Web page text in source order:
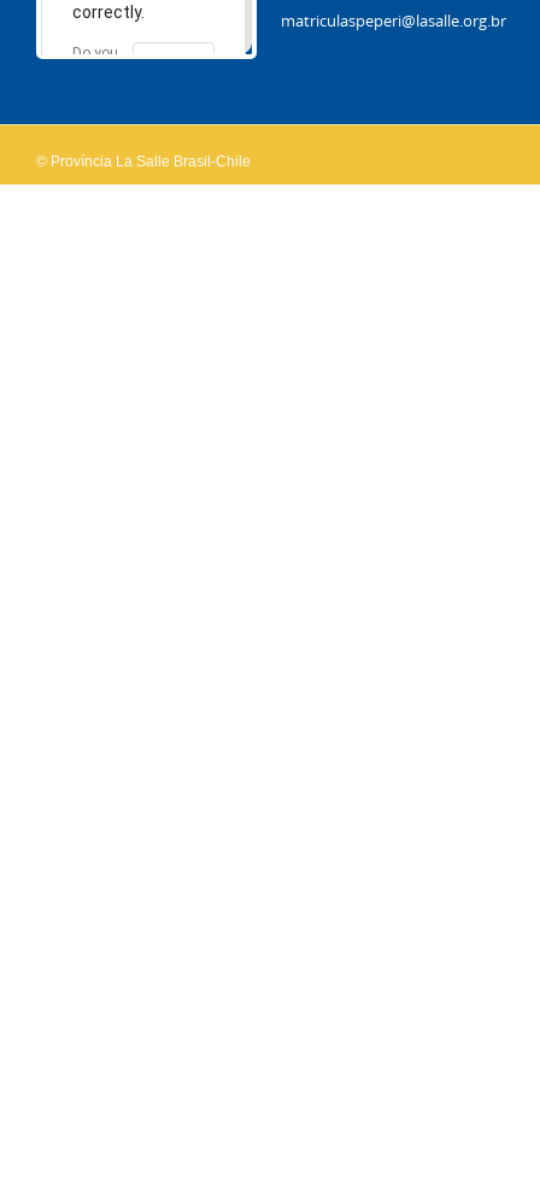
correctly.
Do you
OK
matriculaspeperi@lasalle.org.br
© Província La Salle Brasil-Chile